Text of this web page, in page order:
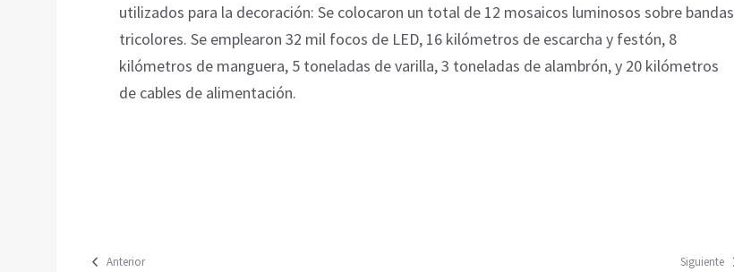
utilizados para la decoración: Se colocaron un total de 12 mosaicos luminosos sobre bandas
tricolores. Se emplearon 32 mil focos de LED, 16 kilómetros de escarcha y festón, 8
kilómetros de manguera, 5 toneladas de varilla, 3 toneladas de alambrón, y 20 kilómetros
de cables de alimentación.
Anterior Siguiente